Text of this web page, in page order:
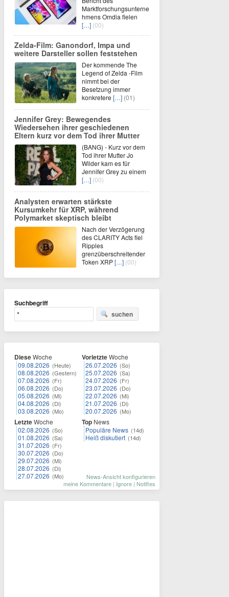
Marktforschungsunterne
hmens Omdia fielen
[…] (00)
Zelda-Film: Ganondorf, Impa und
weitere Darsteller sollen feststehen
Der kommende The
Legend of Zelda -Film
nimmt bei der
Besetzung immer
konkretere […] (01)
Jennifer Grey: Bewegendes
Wiedersehen ihrer geschiedenen
Eltern kurz vor dem Tod ihrer Mutter
(BANG) - Kurz vor dem
Tod ihrer Mutter Jo
Wilder kam es für
Jennifer Grey zu einem
[…] (00)
Analysten erwarten stärkste
Kursumkehr für XRP, während
Polymarket skeptisch bleibt
Nach der Verzögerung
des CLARITY Acts fiel
Ripples
grenzüberschreitender
Token XRP[…] (00)
Suchbegriff
suchen
DieseWoche
09.08.2026 (Heute)
08.08.2026 (Gestern)
07.08.2026 (Fr)
06.08.2026 (Do)
05.08.2026 (Mi)
04.08.2026 (Di)
03.08.2026 (Mo)
LetzteWoche
02.08.2026 (So)
01.08.2026 (Sa)
31.07.2026 (Fr)
30.07.2026 (Do)
29.07.2026 (Mi)
28.07.2026 (Di)
27.07.2026 (Mo)
VorletzteWoche
26.07.2026 (So)
25.07.2026 (Sa)
24.07.2026 (Fr)
23.07.2026 (Do)
22.07.2026 (Mi)
21.07.2026 (Di)
20.07.2026 (Mo)
Top News
Populäre News (14d)
Heiß diskutiert (14d)
News-Ansicht konfigurieren
meine Kommentare | Ignore | Notifies